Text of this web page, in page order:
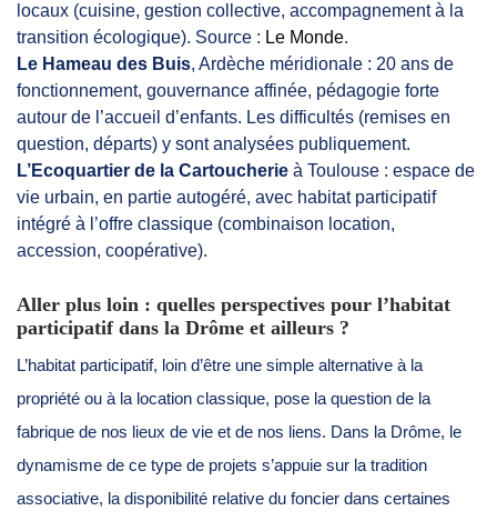
locaux (cuisine, gestion collective, accompagnement à la
transition écologique). Source : Le Monde.
Le Hameau des Buis, Ardèche méridionale : 20 ans de
fonctionnement, gouvernance affinée, pédagogie forte
autour de l’accueil d’enfants. Les difficultés (remises en
question, départs) y sont analysées publiquement.
L’Ecoquartier de la Cartoucherie à Toulouse : espace de
vie urbain, en partie autogéré, avec habitat participatif
intégré à l’offre classique (combinaison location,
accession, coopérative).
Aller plus loin : quelles perspectives pour l’habitat
participatif dans la Drôme et ailleurs ?
L’habitat participatif, loin d’être une simple alternative à la
propriété ou à la location classique, pose la question de la
fabrique de nos lieux de vie et de nos liens. Dans la Drôme, le
dynamisme de ce type de projets s’appuie sur la tradition
associative, la disponibilité relative du foncier dans certaines